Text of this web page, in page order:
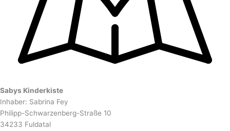
Sabys Kinderkiste
Inhaber: Sabrina Fey
Philipp-Schwarzenberg-Straße 10
34233 Fuldatal